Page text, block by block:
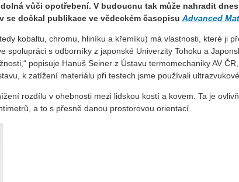
vůči opotřebení. V budoucnu tak může nahradit
se dočkal publikace ve vědeckém časopisu Advanced
kobaltu, chromu, hliníku a křemíku) má vlastnosti, které ji
spolupráci s odborníky z japonské Univerzity Tohoku a
popisuje Hanuš Seiner z Ústavu termomechaniky AV
k zatížení materiálu při testech jsme používali
rozdílu v ohebnosti mezi lidskou kostí a kovem. Ta je
a to s přesně danou prostorovou orientací.